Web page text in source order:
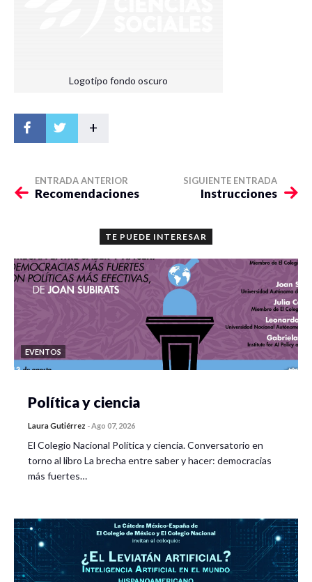
Logotipo fondo oscuro
+
ENTRADA ANTERIOR
Recomendaciones
SIGUIENTE ENTRADA
Instrucciones
TE PUEDE INTERESAR
EVENTOS
Política y ciencia
Laura Gutiérrez -Ago 07, 2026
El Colegio Nacional Política y ciencia. Conversatorio en
torno al libro La brecha entre saber y hacer: democracias
más fuertes…